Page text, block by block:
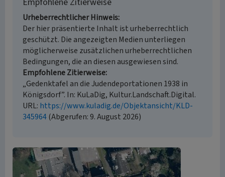
Urheberrechtlicher Hinweis
Der hier präsentierte Inhalt ist urheberrechtlich
geschützt. Die angezeigten Medien unterliegen
möglicherweise zusätzlichen urheberrechtlichen
Bedingungen, die an diesen ausgewiesen sind.
Empfohlene Zitierweise
„Gedenktafel an die Judendeportationen 1938 in
Königsdorf”. In: KuLaDig, Kultur.Landschaft.Digital.
URL: https://www.kuladig.de/Objektansicht/KLD-
345964(Abgerufen: 9. August 2026)